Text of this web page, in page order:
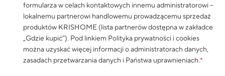
formularza w celach kontaktowych innemu administratorowi –
lokalnemu partnerowi handlowemu prowadzącemu sprzedaż
produktów KRISHOME (lista partnerów dostępna w zakładce
„Gdzie kupić”). Pod linkiem Polityka prywatności i cookies
można uzyskać więcej informacji o administratorach danych,
zasadach przetwarzania danych i Państwa uprawnieniach.*